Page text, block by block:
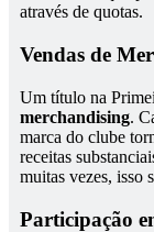
através de quotas.
Vendas de
Um título na
merchandising.
marca do clube
receitas
muitas vezes, isso
Participação